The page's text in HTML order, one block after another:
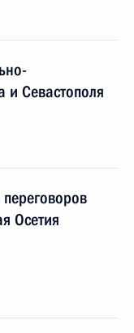
и Севастополя
Осетия